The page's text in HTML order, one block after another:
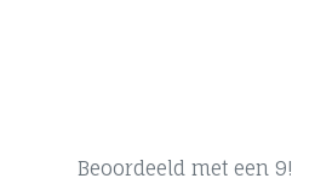
Beoordeeld met een 9!